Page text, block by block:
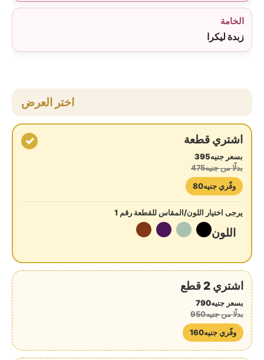
الخامة
زبدة ليكرا
اختر العرض
اشتري قطعة
بسعر جنيه395
بدلًا من جنيه475
وفّري جنيه80
✓
يرجى اختيار اللون/المقاس للقطعة رقم 1
اللون
اشتري 2 قطع
بسعر جنيه790
بدلًا من جنيه950
وفّري جنيه160